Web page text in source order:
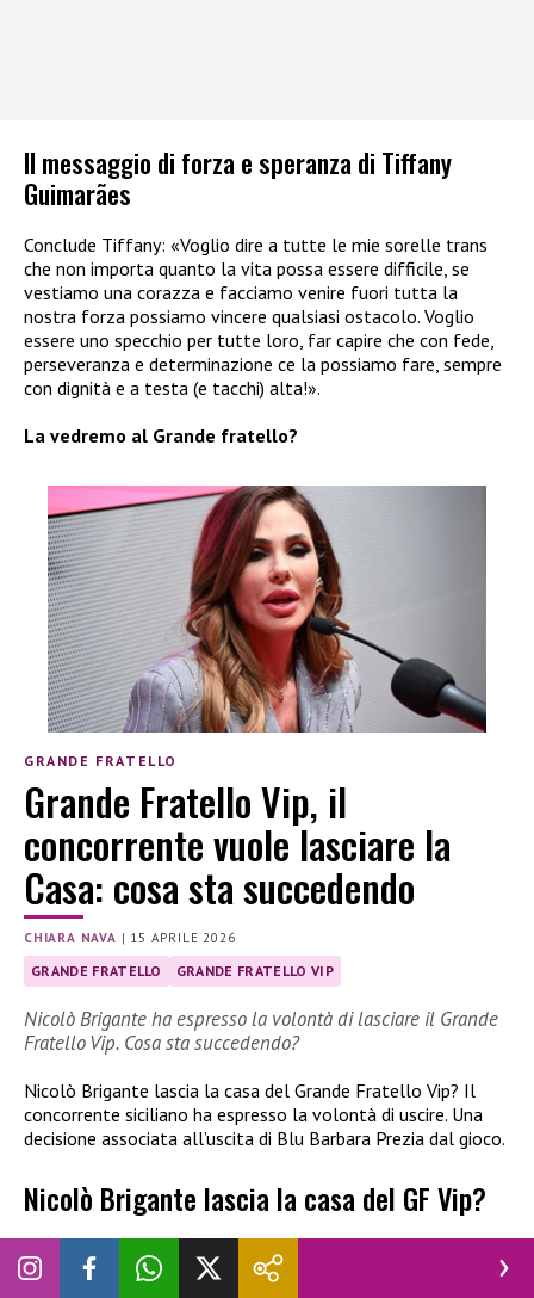
Il messaggio di forza e speranza di Tiffany
Guimarães
Conclude Tiffany: «Voglio dire a tutte le mie sorelle trans
che non importa quanto la vita possa essere difficile, se
vestiamo una corazza e facciamo venire fuori tutta la
nostra forza possiamo vincere qualsiasi ostacolo. Voglio
essere uno specchio per tutte loro, far capire che con fede,
perseveranza e determinazione ce la possiamo fare, sempre
con dignità e a testa (e tacchi) alta!».
La vedremo al Grande fratello?
GRANDE FRATELLO
Grande Fratello Vip, il
concorrente vuole lasciare la
Casa: cosa sta succedendo
CHIARA NAVA | 15 APRILE 2026
GRANDE FRATELLO GRANDE FRATELLO VIP
Nicolò Brigante ha espresso la volontà di lasciare il Grande
Fratello Vip. Cosa sta succedendo?
Nicolò Brigante lascia la casa del Grande Fratello Vip? Il
concorrente siciliano ha espresso la volontà di uscire. Una
decisione associata all’uscita di Blu Barbara Prezia dal gioco.
Nicolò Brigante lascia la casa del GF Vip?
Blu Barbara Prezia ha abbandonato la casa del
Fratello Vip
e subito dopo Nicolò Brigante ha espresso la